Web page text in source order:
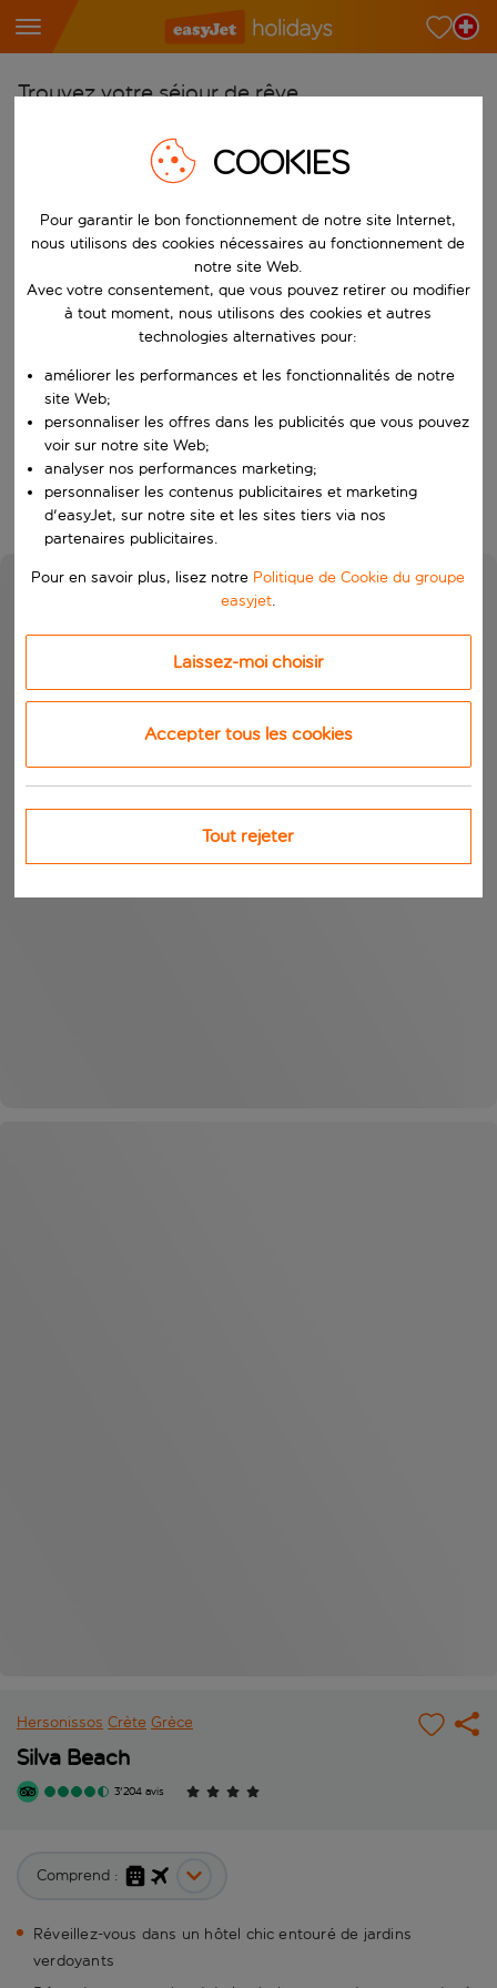
Trouvez votre séjour de rêve
Commencez à taper pour la saisie automatique. Lorsque les
Choisissez votre aéroport
Commencez à taper pour la saisie automatique. Lorsque les
Choisissez votre destination
Vers
Choisissez vos dates
Quand
Qui
Rechercher
Hersonissos Crète Grèce
Silva Beach
3'204 avis
Comprend :
Réveillez-vous dans un hôtel chic entouré de jardins
verdoyants
COOKIES
Pour garantir le bon fonctionnement de notre site Internet,
nous utilisons des cookies nécessaires au fonctionnement de
notre site Web.
Avec votre consentement, que vous pouvez retirer ou modifier
à tout moment, nous utilisons des cookies et autres
technologies alternatives pour:
améliorer les performances et les fonctionnalités de notre
site Web;
personnaliser les offres dans les publicités que vous pouvez
voir sur notre site Web;
analyser nos performances marketing;
personnaliser les contenus publicitaires et marketing
d'easyJet, sur notre site et les sites tiers via nos
partenaires publicitaires.
Pour en savoir plus, lisez notre Politique de Cookie du groupe
easyjet.
Laissez-moi choisir
Accepter tous les cookies
Tout rejeter